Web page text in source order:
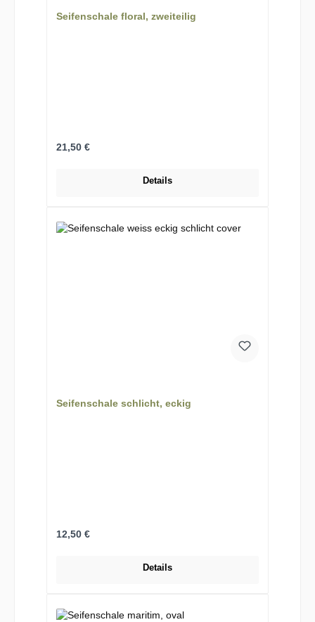
Seifenschale floral, zweiteilig
Regulärer Preis:
21,50 €
Details
Seifenschale schlicht, eckig
Regulärer Preis:
12,50 €
Details